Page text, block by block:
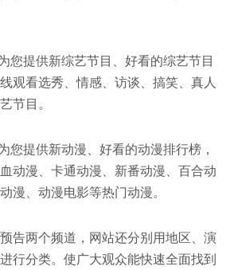
您提供新综艺节目、好看的综艺节目
观看选秀、情感、访谈、搞笑、真人
节目。
您提供新动漫、好看的动漫排行榜，
动漫、卡通动漫、新番动漫、百合动
漫、动漫电影等热门动漫。
告两个频道，网站还分别用地区、演
行分类。使广大观众能快速全面找到